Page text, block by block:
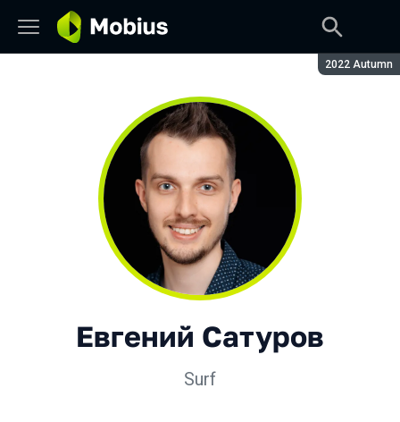
Сезон:
2022 Autumn
Евгений Сатуров
Surf